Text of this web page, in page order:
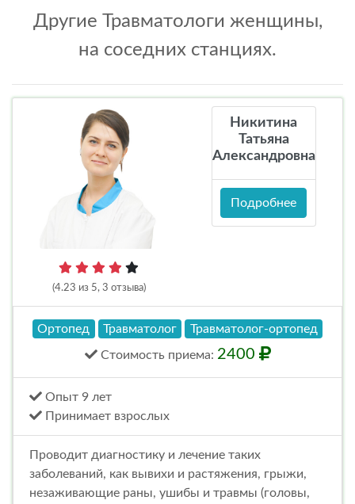
Другие Травматологи женщины,
на соседних станциях.
(4.23 из 5, 3 отзыва)
Никитина
Татьяна
Александровна
Подробнее
Ортопед Травматолог Травматолог-ортопед
Стоимость приема: 2400
Опыт 9 лет
Принимает взрослых
Проводит диагностику и лечение таких
заболеваний, как вывихи и растяжения, грыжи,
незаживающие раны, ушибы и травмы (головы,